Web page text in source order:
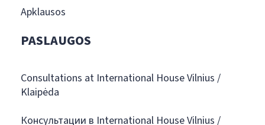
Apklausos
PASLAUGOS
Consultations at International House Vilnius /
Klaipėda
Консультации в International House Vilnius /